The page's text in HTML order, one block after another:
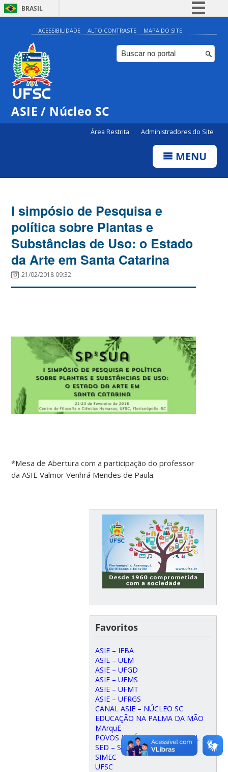
BRASIL
Simplifique!
Comunica BR
Participe
ACESSIBILIDADE ALTO CONTRASTE MAPA DO SITE
ASIE / Núcleo SC
Área Restrita Administradores do Site
MENU
I simpósio de Pesquisa e
política sobre Plantas e
Substâncias de Uso: o Estado
da Arte em Santa Catarina
21/02/2018 09:32
*Mesa de Abertura com a participação do professor
da ASIE Valmor Venhrá Mendes de Paula.
Favoritos
ASIE – IFBA
ASIE – UEM
ASIE – UFGD
ASIE – UFMS
ASIE – UFMT
ASIE – UFRGS
CANAL ASIE – NÚCLEO SC
EDUCAÇÃO NA PALMA DA MÃO
MArquE
POVOS INDÍGENAS DO BRASIL
SED – SC
SIMEC
UFSC